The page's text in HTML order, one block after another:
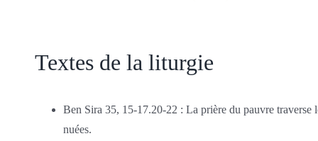
Textes de la liturgie
Ben Sira 35, 15-17.20-22 : La prière du pauvre traverse
nuées.